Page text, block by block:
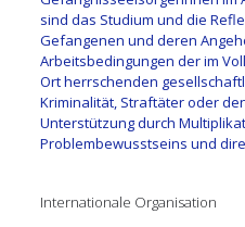
sind das Studium und die
Gefangenen und deren
Arbeitsbedingungen der im
Ort herrschenden
Kriminalität, Straftäter oder
Unterstützung durch
Problembewusstseins und
Internationale Organisation